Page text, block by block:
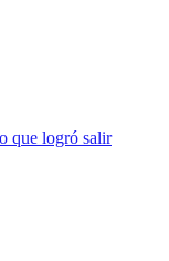
que logró salir